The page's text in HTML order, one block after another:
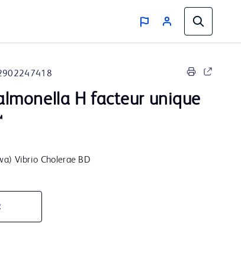
H facteur unique
Vibrio Cholerae BD